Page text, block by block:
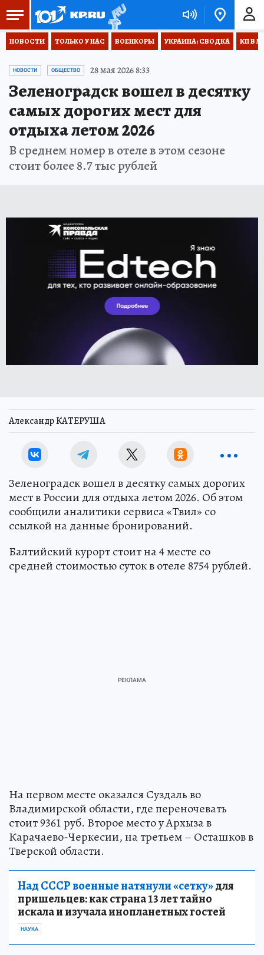
НОВОСТИ ТОЛЬКО У НАС ВОЕНКОРЫ УКРАИНА: СВОДКА КП В
НОВОСТИ ОБЩЕСТВО 28 мая 2026 8:33
Зеленоградск вошел в десятку
самых дорогих мест для
отдыха летом 2026
В среднем номер в отеле в этом сезоне
стоит более 8.7 тыс рублей
Александр КАТЕРУША
Зеленоградск вошел в десятку самых дорогих
мест в России для отдыха летом 2026. Об этом
сообщили аналитики сервиса «Твил» со
ссылкой на данные бронирований.
Балтийский курорт стоит на 4 месте со
средней стоимостью суток в отеле 8754 рублей.
На первом месте оказался Суздаль во
Владимирской области, где переночевать
стоит 9361 руб. Второе место у Архыза в
Карачаево-Черкесии, на третьем – Осташков в
Тверской области.
Над СССР военные натянули «сетку»для
пришельцев: как страна 13 лет тайно
искала и изучала инопланетных гостей
НАУКА